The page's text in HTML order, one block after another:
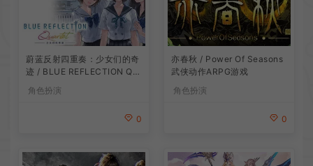
蔚蓝反射四重奏：少女们的奇
迹 / BLUE REFLECTION Qu
artet 卡通回合制RPG游戏
角色扮演
0
亦春秋 / Power Of Seasons
武侠动作ARPG游戏
角色扮演
0